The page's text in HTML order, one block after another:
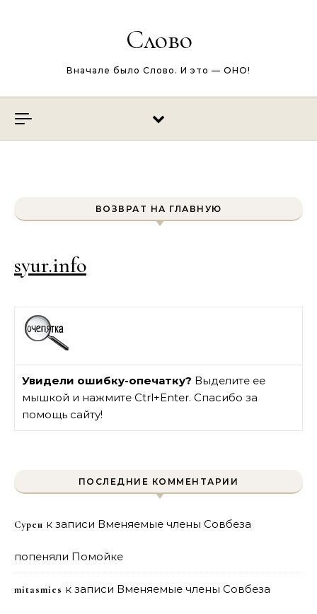
Слово
Вначале было Слово. И это — ОНО!
ВОЗВРАТ НА ГЛАВНУЮ
syur.info
Увидели ошибку-опечатку? Выделите ее
мышкой и нажмите Ctrl+Enter. Спасибо за
помощь сайту!
ПОСЛЕДНИЕ КОММЕНТАРИИ
Сурен к записи Вменяемые члены Совбеза
попеняли Помойке
mitasmies к записи Вменяемые члены Совбеза